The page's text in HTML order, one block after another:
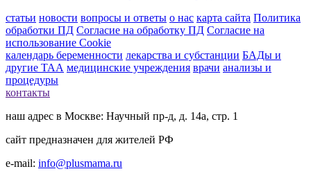
статьи новости вопросы и ответы о нас карта сайта Политика
обработки ПД Согласие на обработку ПД Согласие на
использование Cookie
календарь беременности лекарства и субстанции БАДы и
другие ТАА медицинские учреждения врачи анализы и
процедуры
контакты
наш адрес в Москве: Научный пр-д, д. 14а, стр. 1
сайт предназначен для жителей РФ
e-mail: info@plusmama.ru